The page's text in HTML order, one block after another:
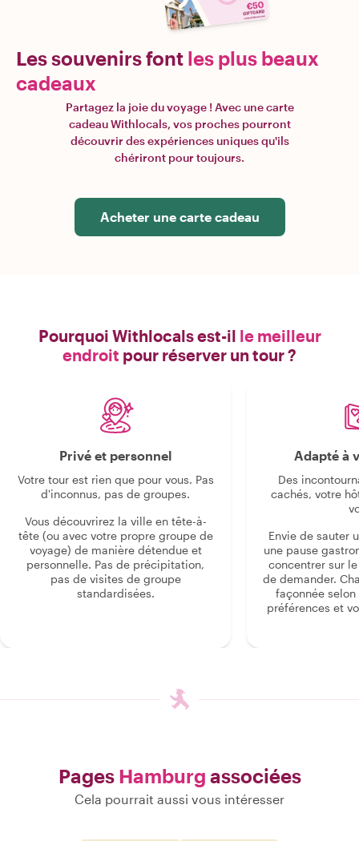
Les souvenirs font les plus beaux
cadeaux
Partagez la joie du voyage ! Avec une carte
cadeau Withlocals, vos proches pourront
découvrir des expériences uniques qu'ils
chériront pour toujours.
Acheter une carte cadeau
Pourquoi Withlocals est-il le meilleur
endroit pour réserver un tour ?
Privé et personnel
Votre tour est rien que pour vous. Pas
d'inconnus, pas de groupes.
Vous découvrirez la ville en tête-à-
tête (ou avec votre propre groupe de
voyage) de manière détendue et
personnelle. Pas de précipitation,
pas de visites de groupe
standardisées.
Adapté à
Des
cachés, votre
Envie de sauter
une pause
concentrer sur
de demander.
façonnée
préférences et
Pages Hamburg associées
Cela pourrait aussi vous intéresser